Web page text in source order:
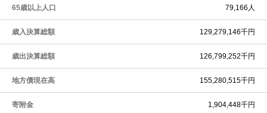
65歳以上人口 79,166人
歳入決算総額 129,279,146千円
歳出決算総額 126,799,252千円
地方債現在高 155,280,515千円
寄附金 1,904,448千円